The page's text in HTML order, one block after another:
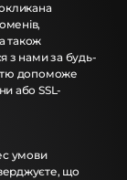
також
з нами за будь-
допоможе
або SSL-
умови
що